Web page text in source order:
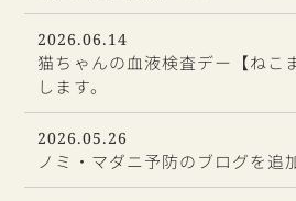
2026.06.14
猫ちゃんの血液検査デー【ねこ
します。
2026.05.26
ノミ・マダニ予防のブログを追